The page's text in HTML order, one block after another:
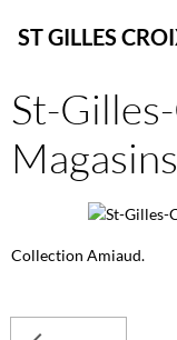
ST GILLES
St-
Collection Amiaud.